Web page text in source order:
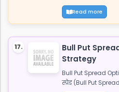
Read more
17.
Bull Put
Strategy
Bull Put Spread
स्प्रेड (Bull Put